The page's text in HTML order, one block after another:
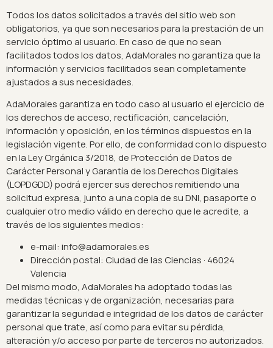
Todos los datos solicitados a través del sitio web son
obligatorios, ya que son necesarios para la prestación de un
servicio óptimo al usuario. En caso de que no sean
facilitados todos los datos, AdaMorales no garantiza que la
información y servicios facilitados sean completamente
ajustados a sus necesidades.
AdaMorales garantiza en todo caso al usuario el ejercicio de
los derechos de acceso, rectificación, cancelación,
información y oposición, en los términos dispuestos en la
legislación vigente. Por ello, de conformidad con lo dispuesto
en la Ley Orgánica 3/2018, de Protección de Datos de
Carácter Personal y Garantía de los Derechos Digitales
(LOPDGDD) podrá ejercer sus derechos remitiendo una
solicitud expresa, junto a una copia de su DNI, pasaporte o
cualquier otro medio válido en derecho que le acredite, a
través de los siguientes medios:
e-mail: info@adamorales.es
Dirección postal: Ciudad de las Ciencias · 46024
Valencia
Del mismo modo, AdaMorales ha adoptado todas las
medidas técnicas y de organización, necesarias para
garantizar la seguridad e integridad de los datos de carácter
personal que trate, así como para evitar su pérdida,
alteración y/o acceso por parte de terceros no autorizados.